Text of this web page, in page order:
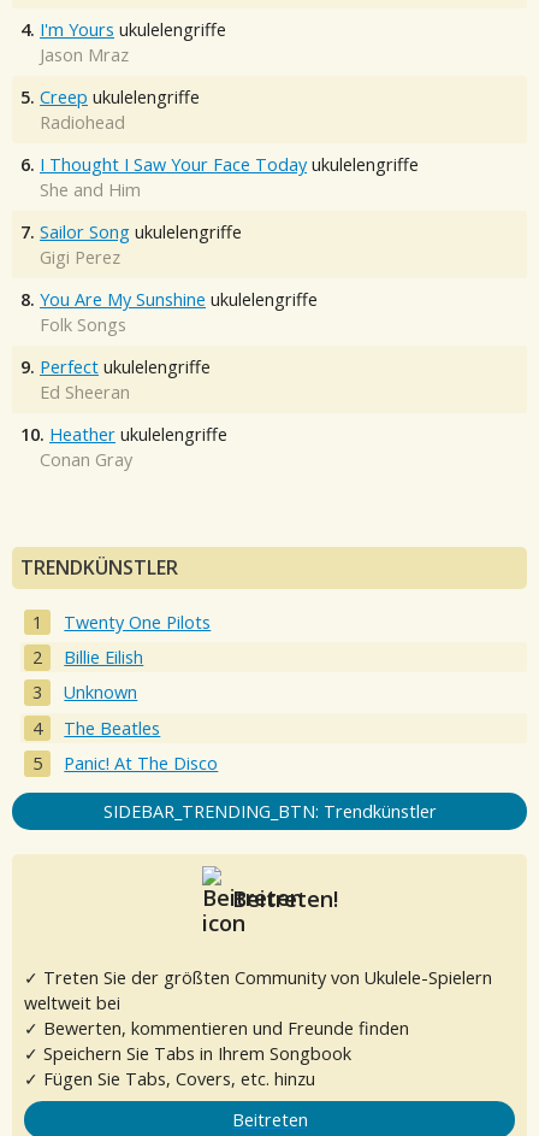
4. I'm Yours ukulelengriffe
Jason Mraz
5. Creep ukulelengriffe
Radiohead
6. I Thought I Saw Your Face Today ukulelengriffe
She and Him
7. Sailor Song ukulelengriffe
Gigi Perez
8. You Are My Sunshine ukulelengriffe
Folk Songs
9. Perfect ukulelengriffe
Ed Sheeran
10. Heather ukulelengriffe
Conan Gray
TRENDKÜNSTLER
Twenty One Pilots
Billie Eilish
Unknown
The Beatles
Panic! At The Disco
SIDEBAR_TRENDING_BTN: Trendkünstler
Beitreten!
✓ Treten Sie der größten Community von Ukulele-Spielern
weltweit bei
✓ Bewerten, kommentieren und Freunde finden
✓ Speichern Sie Tabs in Ihrem Songbook
✓ Fügen Sie Tabs, Covers, etc. hinzu
Beitreten